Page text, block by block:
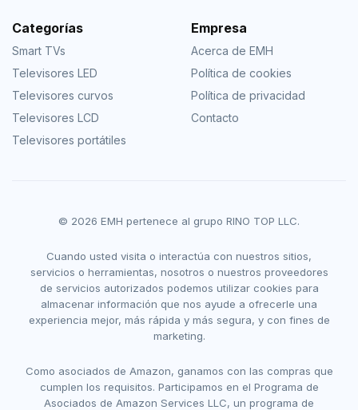
Categorías
Smart TVs
Televisores LED
Televisores curvos
Televisores LCD
Televisores portátiles
Empresa
Acerca de EMH
Política de cookies
Política de privacidad
Contacto
© 2026 EMH pertenece al grupo RINO TOP LLC.
Cuando usted visita o interactúa con nuestros sitios,
servicios o herramientas, nosotros o nuestros proveedores
de servicios autorizados podemos utilizar cookies para
almacenar información que nos ayude a ofrecerle una
experiencia mejor, más rápida y más segura, y con fines de
marketing.
Como asociados de Amazon, ganamos con las compras que
cumplen los requisitos. Participamos en el Programa de
Asociados de Amazon Services LLC, un programa de